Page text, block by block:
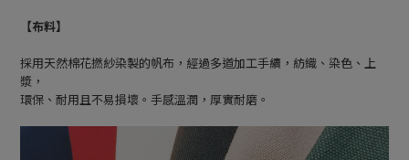
【布料】
採用天然棉花撚紗染製的帆布，經過多道加工手續，紡織、染色、上
漿，
環保、耐用且不易損壞。手感溫潤，厚實耐磨。